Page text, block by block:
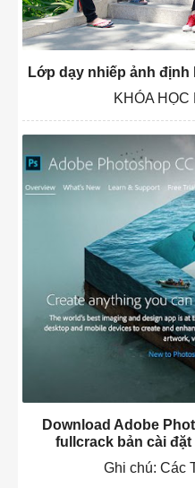
Lớp dạy nhiếp ảnh
KHÓA HỌC
Download Adobe
fullcrack bản cài
Ghi chú: Các